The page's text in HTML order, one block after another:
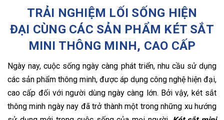
TRẢI NGHIỆM LỐI SỐNG HIỆN
ĐẠI CÙNG CÁC SẢN PHẨM KÉT SẮT
MINI THÔNG MINH, CAO CẤP
Ngày nay, cuộc sống ngày càng phát triển, nhu cầu sử dụng
các sản phẩm thông minh, được áp dụng công nghệ hiện đại,
cao cấp đối với người dùng ngày càng lớn. Bởi vậy, két sắt
thông minh ngày nay đã trở thành một trong những xu hướng